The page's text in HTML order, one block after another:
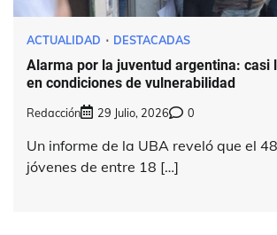
ACTUALIDAD DESTACADAS
Alarma por la juventud argentina: casi
en condiciones de vulnerabilidad
Redacción 29 Julio, 2026 0
Un informe de la UBA reveló que el
jóvenes de entre 18 […]